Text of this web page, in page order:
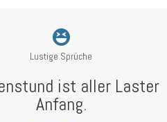
Lustige Sprüche
ist aller Laster
Anfang.